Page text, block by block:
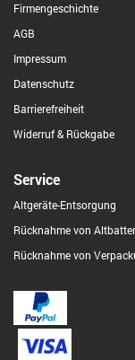
Firmengeschichte
AGB
Impressum
Datenschutz
Barrierefreiheit
Widerruf & Rückgabe
Service
Altgeräte-Entsorgung
Rücknahme von
Rücknahme von